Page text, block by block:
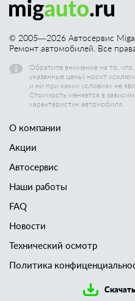
© 2005—2026 Автосервис
Ремонт автомобилей. Все
Обратите внимание на то,
указанные цены) носит
и ни при каких условиях не
Стоимость меняется в
характеристик автомобиля.
О компании
Акции
Автосервис
Наши работы
FAQ
Новости
Технический осмотр
Политика